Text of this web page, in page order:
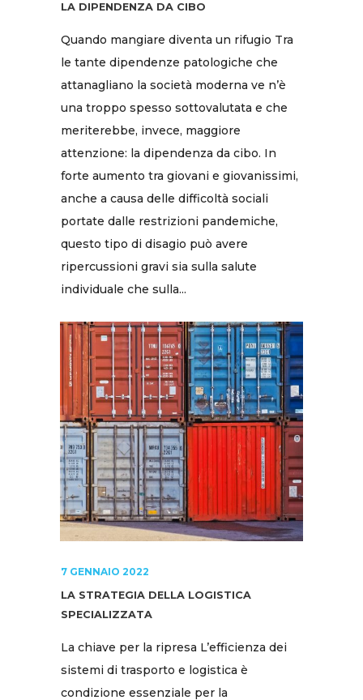
LA DIPENDENZA DA CIBO
Quando mangiare diventa un rifugio Tra
le tante dipendenze patologiche che
attanagliano la società moderna ve n’è
una troppo spesso sottovalutata e che
meriterebbe, invece, maggiore
attenzione: la dipendenza da cibo. In
forte aumento tra giovani e giovanissimi,
anche a causa delle difficoltà sociali
portate dalle restrizioni pandemiche,
questo tipo di disagio può avere
ripercussioni gravi sia sulla salute
individuale che sulla...
7 GENNAIO 2022
LA STRATEGIA DELLA LOGISTICA
SPECIALIZZATA
La chiave per la ripresa L’efficienza dei
sistemi di trasporto e logistica è
condizione essenziale per la